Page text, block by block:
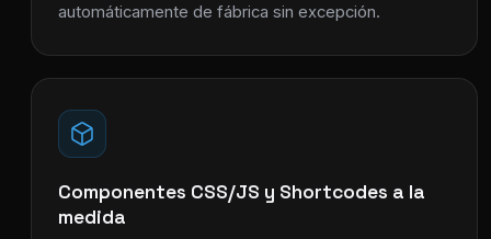
automáticamente de fábrica sin excepción.
Componentes CSS/JS y Shortcodes a la
medida